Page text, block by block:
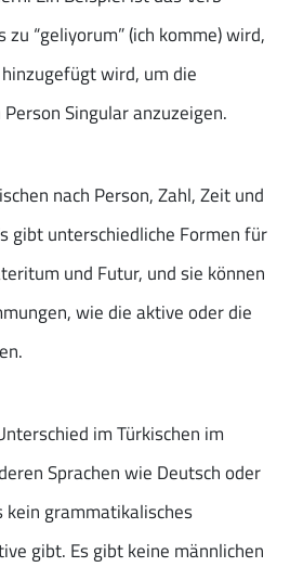
zu “geliyorum” (ich komme) wird,
wird, um die
Singular anzuzeigen.
nach Person, Zahl, Zeit und
gibt unterschiedliche Formen für
und Futur, und sie können
wie die aktive oder die
im Türkischen im
Sprachen wie Deutsch oder
kein grammatikalisches
gibt. Es gibt keine männlichen